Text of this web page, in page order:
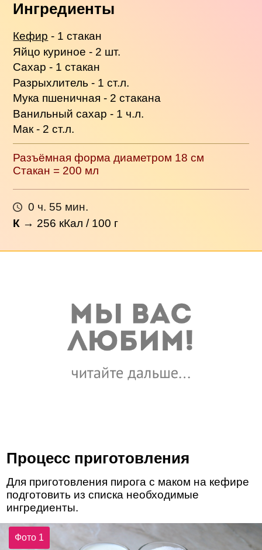
Ингредиенты
Кефир - 1 стакан
Яйцо куриное - 2 шт.
Сахар - 1 стакан
Разрыхлитель - 1 ст.л.
Мука пшеничная - 2 стакана
Ванильный сахар - 1 ч.л.
Мак - 2 ст.л.
Разъёмная форма диаметром 18 см
Стакан = 200 мл
0 ч. 55 мин.
К → 256 кКал / 100 г
Процесс приготовления
Для приготовления пирога с маком на кефире
подготовить из списка необходимые
ингредиенты.
Фото 1